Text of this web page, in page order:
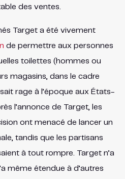
des ventes.
Target a été vivement
de permettre aux personnes
toilettes (hommes ou
magasins, dans le cadre
rage à l’époque aux États-
l’annonce de Target, les
ont menacé de lancer un
tandis que les partisans
à tout rompre. Target n’a
même étendue à d’autres